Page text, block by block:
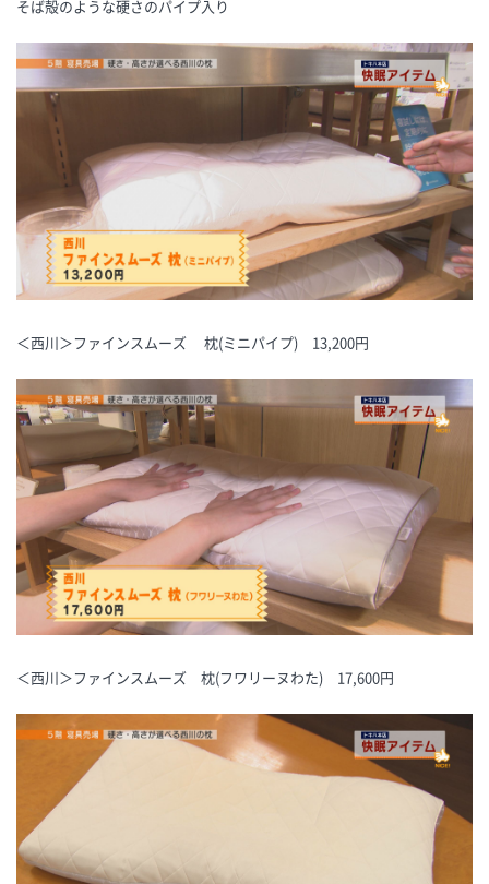
そば殻のような硬さのパイプ入り
＜西川＞ファインスムーズ 枕(ミニパイプ) 13,200円
＜西川＞ファインスムーズ 枕(フワリーヌわた) 17,600円